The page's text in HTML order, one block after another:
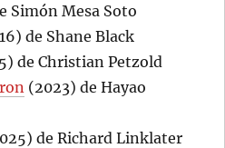
Simón Mesa Soto
de Shane Black
de Christian Petzold
(2023) de Hayao
de Richard Linklater